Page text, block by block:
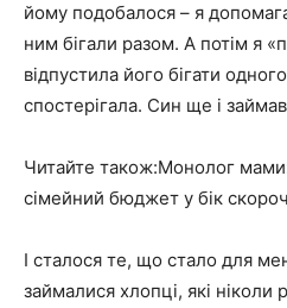
йому подобалося – я
ним бігали разом. А потім я
відпустила його бігати
спостерігала. Син ще і
Читайте також:Монолог
сімейний бюджет у бік
І сталося те, що стало для
займалися хлопці, які ніколи